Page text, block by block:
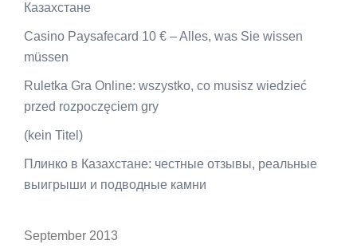
Казахстане
Casino Paysafecard 10 € – Alles, was Sie wissen
müssen
Ruletka Gra Online: wszystko, co musisz wiedzieć
przed rozpoczęciem gry
(kein Titel)
Плинко в Казахстане: честные отзывы, реальные
выигрыши и подводные камни
September 2013